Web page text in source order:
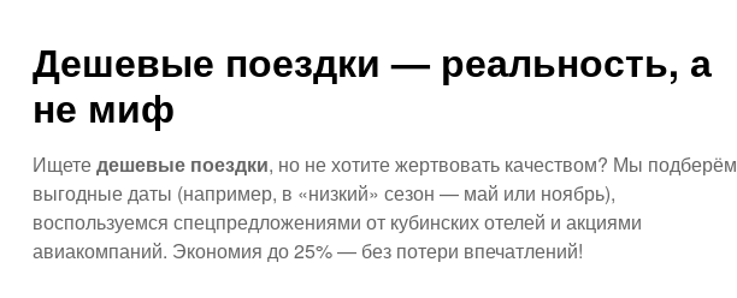
Дешевые поездки — реальность, а
не миф
Ищетедешевые поездки, но не хотите жертвовать качеством? Мы подберём
выгодные даты (например, в «низкий» сезон — май или ноябрь),
воспользуемся спецпредложениями от кубинских отелей и акциями
авиакомпаний. Экономия до 25% — без потери впечатлений!